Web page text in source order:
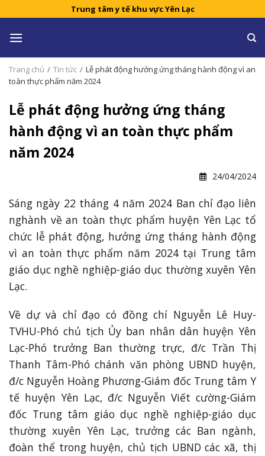
to
content
Trung tâm y tế khu vực Yên Lạc
Trang chủ / Tin tức / Lễ phát động hưởng ứng tháng hành động vì an
toàn thực phẩm năm 2024
Lễ phát động hưởng ứng tháng
hành động vì an toàn thực phẩm
năm 2024
24/04/2024
Sáng ngày 22 tháng 4 năm 2024 Ban chỉ đạo liên
nghành về an toàn thực phẩm huyện Yên Lạc tổ
chức lễ phát động, hưởng ứng tháng hành động
vì an toàn thực phẩm năm 2024 tại Trung tâm
giáo dục nghề nghiệp-giáo dục thường xuyên Yên
Lạc.
Về dự và chỉ đạo có đồng chí Nguyễn Lê Huy-
TVHU-Phó chủ tịch Ủy ban nhân dân huyện Yên
Lạc-Phó trưởng Ban thường trực, đ/c Trần Thị
Thanh Tâm-Phó chánh văn phòng UBND huyện,
đ/c Nguyễn Hoàng Phương-Giám đốc Trung tâm Y
tế huyện Yên Lạc, đ/c Nguyễn Viết cường-Giám
đốc Trung tâm giáo dục nghề nghiệp-giáo dục
thường xuyên Yên Lạc, trưởng các Ban ngành,
đoàn thể trong huyện, chủ tịch UBND các xã, thị